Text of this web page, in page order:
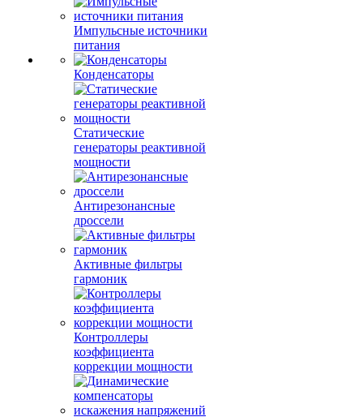
Импульсные источники
питания
Конденсаторы
Статические
генераторы реактивной
мощности
Антирезонансные
дроссели
Активные фильтры
гармоник
Контроллеры
коэффициента
коррекции мощности